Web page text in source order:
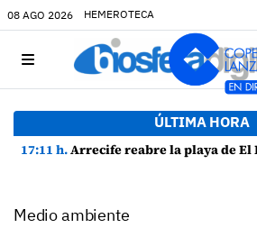
08 AGO 2026 HEMEROTECA
ÚLTIMA HORA
17:11 h.Arrecife reabre la playa de El Reducto con las últimas analíticas
Medio ambiente